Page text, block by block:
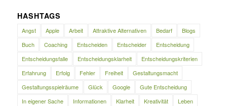
HASHTAGS
Angst Apple Arbeit Attraktive Alternativen Bedarf
Blogs
Buch
Coaching Entscheiden Entscheider
Entscheidung
Entscheidungsfalle
Entscheidungsklarheit
Entscheidungskriterien
Erfahrung
Erfolg Fehler Freiheit
Gestaltungsmacht
Gestaltungsspielräume
Glück Google
Gute Entscheidung
In eigener Sache
Informationen Klarheit Kreativität Leben